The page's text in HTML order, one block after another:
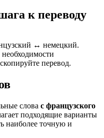
к переводу
↔ немецкий.
перевод.
слова с французского
подходящие варианты
наиболее точную и